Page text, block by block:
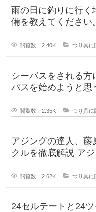
雨の日に釣りに行く
備を教えてください
閲覧数：2.40K つり具に
シーバスをされる
バスを始めようと思
閲覧数：2.35K つり具に
アジングの達人、藤
クルを徹底解説 アジング界の第一人者として知ら
閲覧数：2.62K つり具に
24セルテートと24